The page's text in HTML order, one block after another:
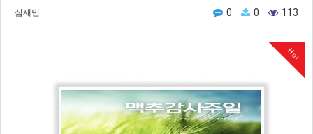
심재민 0 0 113
Hot